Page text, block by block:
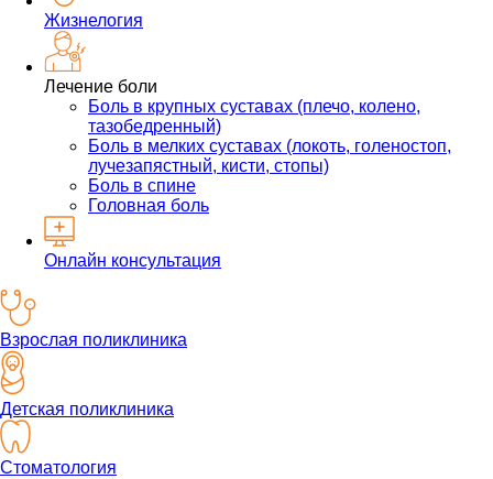
Жизнелогия
Лечение боли
Боль в крупных суставах (плечо, колено,
тазобедренный)
Боль в мелких суставах (локоть, голеностоп,
лучезапястный, кисти, стопы)
Боль в спине
Головная боль
Онлайн консультация
Взрослая поликлиника
Детская поликлиника
Стоматология